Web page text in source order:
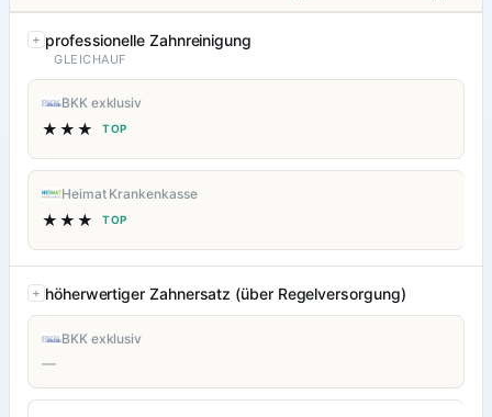
professionelle Zahnreinigung
GLEICHAUF
BKK exklusiv
★★★ TOP
Heimat Krankenkasse
★★★ TOP
höherwertiger Zahnersatz (über Regelversorgung)
BKK exklusiv
—